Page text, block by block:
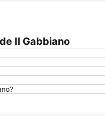
Il Gabbiano